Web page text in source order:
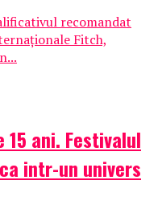
recomandat
Fitch,
15 ani. Festivalul
intr-un univers